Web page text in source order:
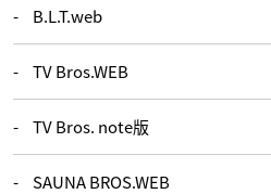
B.L.T.web
TV Bros.WEB
TV Bros. note版
SAUNA BROS.WEB